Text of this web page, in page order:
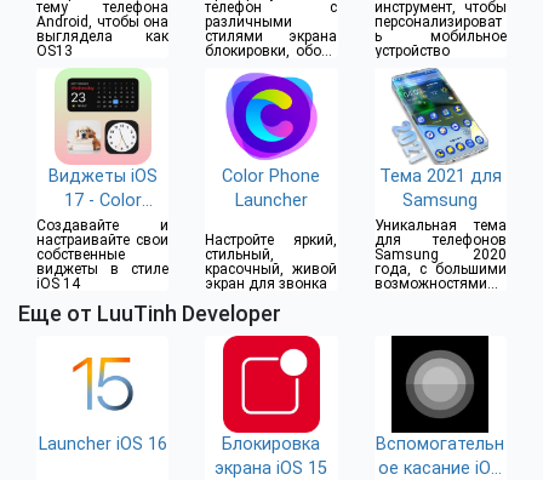
тему телефона
Android, чтобы она
выглядела как
OS13
телефон с
различными
стилями экрана
блокировки, обоев
инструмент, чтобы
персонализироват
ь мобильное
устройство
Виджеты iOS
17 - Color
Widgets
Создавайте и
настраивайте свои
собственные
виджеты в стиле
iOS 14
Color Phone
Launcher
Настройте яркий,
стильный,
красочный, живой
экран для звонка
Тема 2021 для
Samsung
Уникальная тема
для телефонов
Samsung 2020
года, с большими
возможностями
Еще от LuuTinh Developer
Launcher iOS 16
Блокировка
экрана iOS 15
Вспомогательн
ое касание iOS